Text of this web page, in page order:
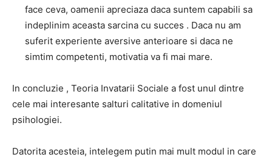
face ceva, oamenii apreciaza daca suntem capabili sa
indeplinim aceasta sarcina cu succes . Daca nu am
suferit experiente aversive anterioare si daca ne
simtim competenti, motivatia va fi mai mare.
In concluzie , Teoria Invatarii Sociale a fost unul dintre
cele mai interesante salturi calitative in domeniul
psihologiei.
Datorita acesteia, intelegem putin mai mult modul in care